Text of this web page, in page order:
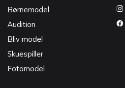
Børnemodel
Audition
Bliv model
Skuespiller
Fotomodel